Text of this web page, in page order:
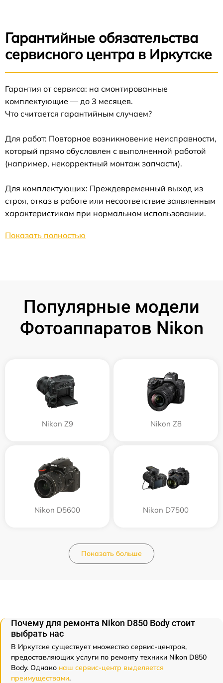
Гарантийные обязательства
сервисного центра в Иркутске
Гарантия от сервиса: на смонтированные
комплектующие — до 3 месяцев.
Что считается гарантийным случаем?
Для работ: Повторное возникновение неисправности,
который прямо обусловлен с выполненной работой
(например, некорректный монтаж запчасти).
Для комплектующих: Преждевременный выход из
строя, отказ в работе или несоответствие заявленным
характеристикам при нормальном использовании.
Показать полностью
Популярные модели
Фотоаппаратов Nikon
Nikon Z9 Nikon Z8
Nikon D5600 Nikon D7500
Показать больше
Почему для ремонта Nikon D850 Body стоит
выбрать нас
В Иркутске существует множество сервис-центров,
предоставляющих услуги по ремонту техники Nikon D850
Body. Однако наш сервис-центр выделяется
преимуществами.